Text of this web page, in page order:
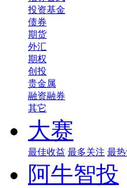
投资基金
债券
期货
外汇
期权
创投
贵金属
融资融券
其它
大赛
最佳收益 最多关注 最
阿牛智投